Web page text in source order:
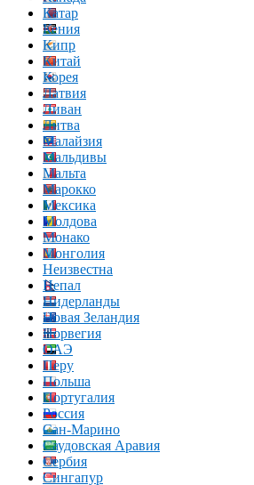
Катар
Кения
Кипр
Китай
Корея
Латвия
Ливан
Литва
Малайзия
Мальдивы
Мальта
Марокко
Мексика
Молдова
Монако
Монголия
Неизвестна
Непал
Нидерланды
Новая Зеландия
Норвегия
ОАЭ
Перу
Польша
Португалия
Россия
Сан-Марино
Саудовская Аравия
Сербия
Сингапур